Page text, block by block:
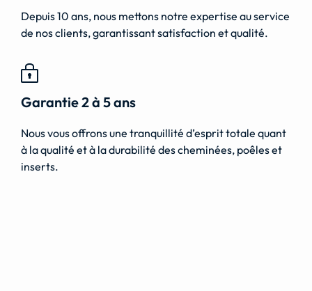
Depuis 10 ans, nous mettons notre expertise au service
de nos clients, garantissant satisfaction et qualité.
Garantie 2 à 5 ans
Nous vous offrons une tranquillité d’esprit totale quant
à la qualité et à la durabilité des cheminées, poêles et
inserts.